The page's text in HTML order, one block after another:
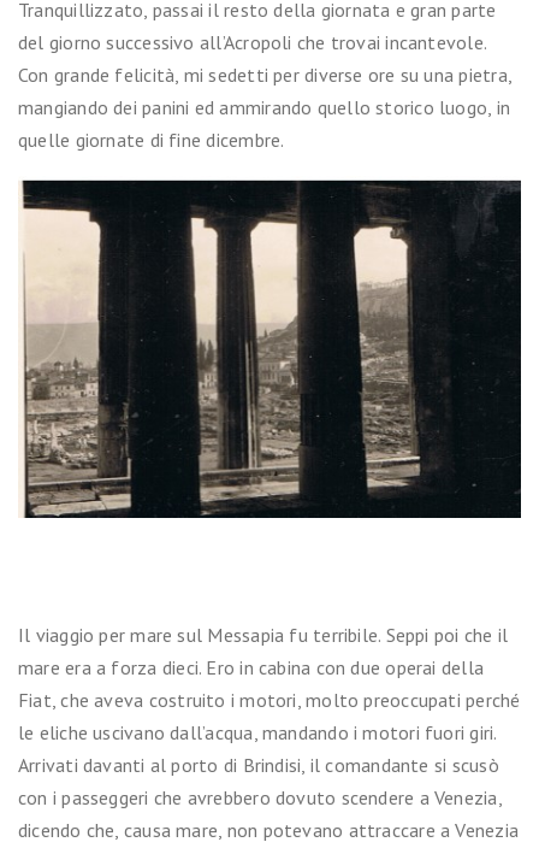
Tranquillizzato, passai il resto della giornata e gran parte
del giorno successivo all’Acropoli che trovai incantevole.
Con grande felicità, mi sedetti per diverse ore su una pietra,
mangiando dei panini ed ammirando quello storico luogo, in
quelle giornate di fine dicembre.
Il viaggio per mare sul Messapia fu terribile. Seppi poi che il
mare era a forza dieci. Ero in cabina con due operai della
Fiat, che aveva costruito i motori, molto preoccupati perché
le eliche uscivano dall’acqua, mandando i motori fuori giri.
Arrivati davanti al porto di Brindisi, il comandante si scusò
con i passeggeri che avrebbero dovuto scendere a Venezia,
dicendo che, causa mare, non potevano attraccare a Venezia